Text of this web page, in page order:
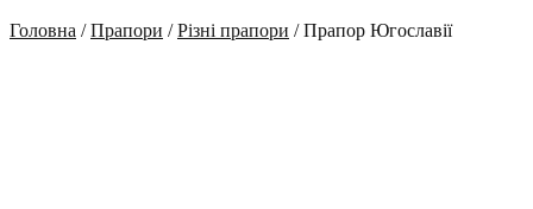
Головна /Прапори /Різні прапори /Прапор Югославії